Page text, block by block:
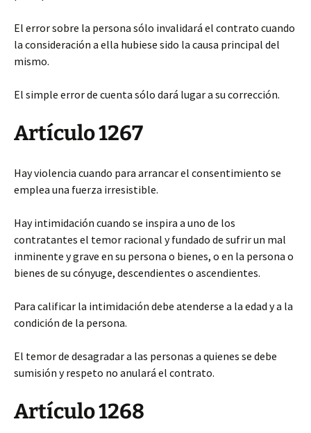
El error sobre la persona sólo invalidará el contrato cuando
la consideración a ella hubiese sido la causa principal del
mismo.
El simple error de cuenta sólo dará lugar a su corrección.
Artículo 1267
Hay violencia cuando para arrancar el consentimiento se
emplea una fuerza irresistible.
Hay intimidación cuando se inspira a uno de los
contratantes el temor racional y fundado de sufrir un mal
inminente y grave en su persona o bienes, o en la persona o
bienes de su cónyuge, descendientes o ascendientes.
Para calificar la intimidación debe atenderse a la edad y a la
condición de la persona.
El temor de desagradar a las personas a quienes se debe
sumisión y respeto no anulará el contrato.
Artículo 1268